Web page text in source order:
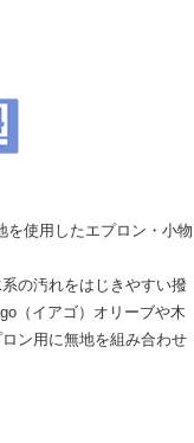
を使用したエプロン・小物
の汚れをはじきやすい撥
（イアゴ）オリーブや木
ン用に無地を組み合わせ